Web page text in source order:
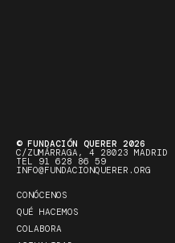
© FUNDACIÓN QUERER 2026
C/ZUMÁRRAGA, 4 28023 MADRID
TEL 91 628 86 59
INFO@FUNDACIONQUERER.ORG
CONÓCENOS
QUÉ HACEMOS
COLABORA